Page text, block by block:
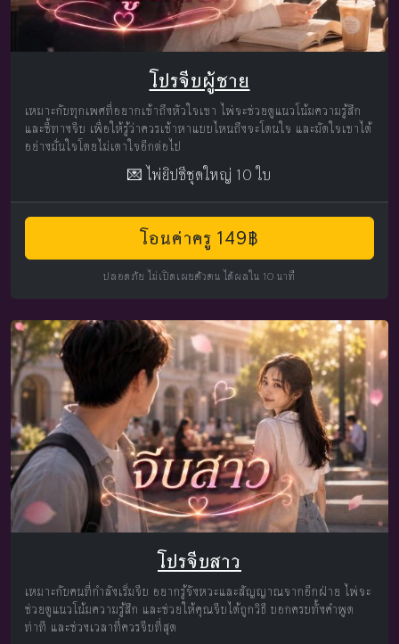
โปรจีบผู้ชาย
เหมาะกับทุกเพศที่อยากเข้าถึงหัวใจเขา ไพ่จะช่วยดูแนวโน้มความรู้สึก
และชี้ทางจีบ เพื่อให้รู้ว่าควรเข้าหาแบบไหนถึงจะโดนใจ และมัดใจเขาได้
อย่างมั่นใจโดยไม่เดาใจอีกต่อไป
💌 ไพ่ยิปซีชุดใหญ่ 10 ใบ
โอนค่าครู 149฿
ปลอดภัย ไม่เปิดเผยตัวตน ได้ผลใน 10 นาที
โปรจีบสาว
เหมาะกับคนที่กำลังเริ่มจีบ อยากรู้จังหวะและสัญญาณจากอีกฝ่าย ไพ่จะ
ช่วยดูแนวโน้มความรู้สึก และช่วยให้คุณจีบได้ถูกวิธี บอกครบทั้งคำพูด
ท่าที และช่วงเวลาที่ควรจีบที่สุด